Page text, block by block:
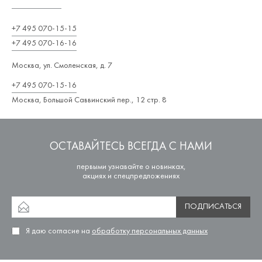
+7 495 070-15-15
+7 495 070-16-16
Москва, ул. Смоленская, д. 7
+7 495 070-15-16
Москва, Большой Саввинский пер., 12 стр. 8
ОСТАВАЙТЕСЬ ВСЕГДА С НАМИ
первыми узнавайте о новинках,
акциях и спецпредложениях
ПОДПИСАТЬСЯ
Я даю согласие на обработку персональных данных